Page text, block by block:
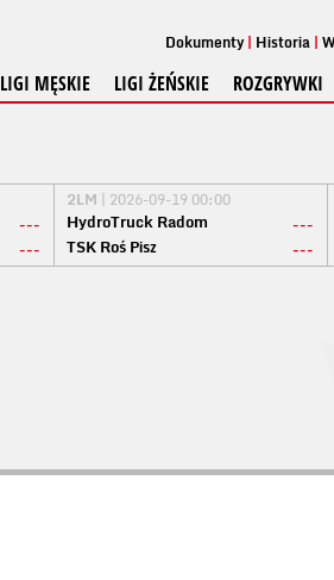
Dokumenty Historia
LIGI MĘSKIE LIGI ŻEŃSKIE ROZGRYWKI
---
---
2LM | 2026-09-19 00:00
HydroTruck Radom
---
TSK Roś Pisz
---